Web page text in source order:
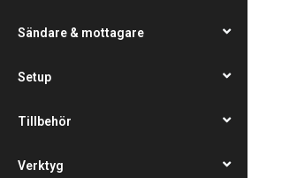
Sändare & mottagare
Setup
Tillbehör
Verktyg